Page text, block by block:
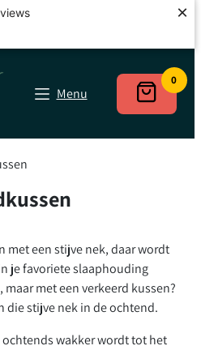
×
Menu
0
met een stijve nek, daar wordt
je favoriete slaaphouding
met een verkeerd kussen?
die stijve nek in de ochtend.
ochtends wakker wordt tot het